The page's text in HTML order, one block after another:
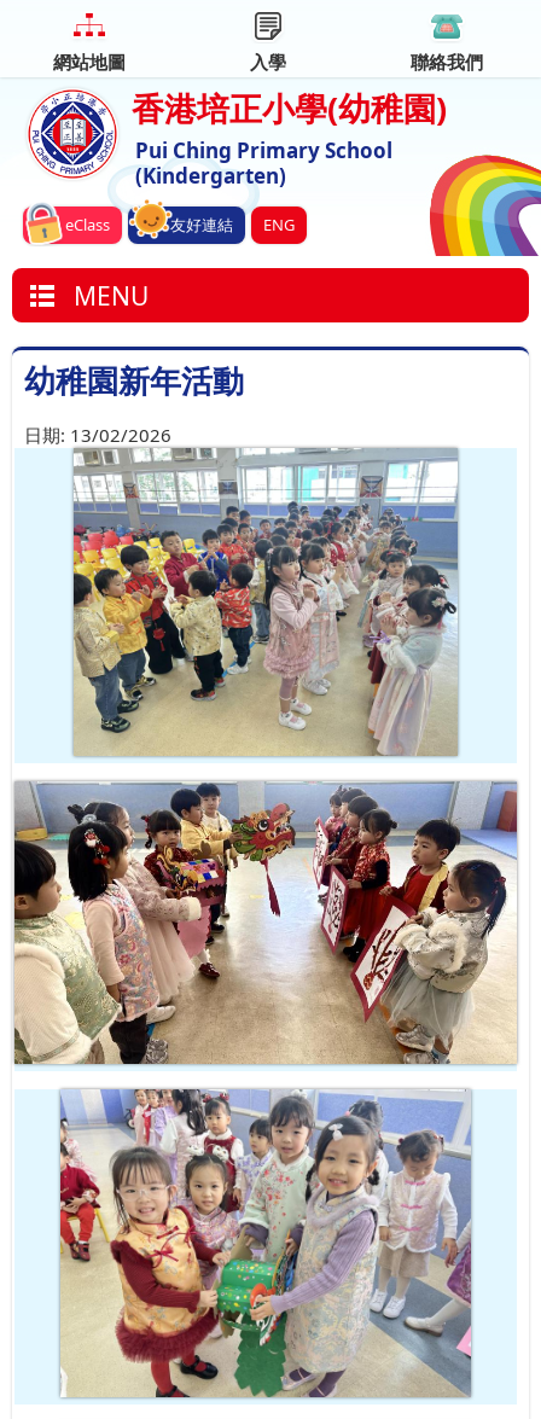
香港培正小學(幼稚園)
Pui Ching Primary School
(Kindergarten)
eClass 友好連結 ENG
網站地圖 入學 聯絡我們
MENU
幼稚園新年活動
日期: 13/02/2026